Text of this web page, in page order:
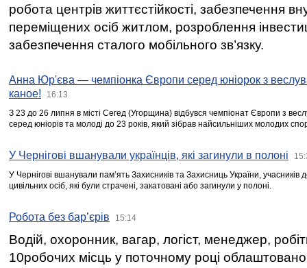
робота центрів життєстійкості, забезпечення
переміщених осіб житлом, розроблення
забезпечення сталого мобільного зв’язку.
Анна Юр'єва — чемпіонка Європи серед юніорок з
каное!
16:13
З 23 до 26 липня в місті Сегед (Угорщина) відбувся чемпіонат Європи з
серед юніорів та молоді до 23 років, який зібрав найсильніших молодих
У Чернігові вшанували українців, які загинули в полоні
У Чернігові вшанували пам’ять Захисників та Захисниць України,
цивільних осіб, які були страчені, закатовані або загинули у полоні.
Робота без бар’єрів 15:14
Водій, охоронник, вагар, логіст, менеджер,
10робочих місць у поточному році